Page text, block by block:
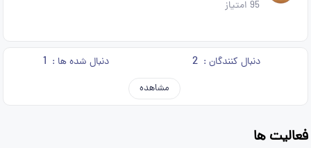
95 امتیاز
دنبال کنندگان : 2 دنبال شده ها : 1
مشاهده
فعالیت ها